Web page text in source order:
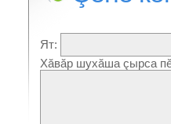
Ят:
Хăвăр шухăша çырса